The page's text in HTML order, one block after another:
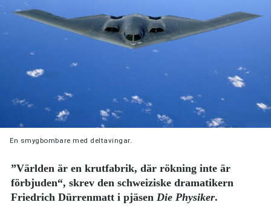
En smygbombare med deltavingar.
”Världen är en krutfabrik, där rökning inte är
förbjuden“, skrev den schweiziske dramatikern
Friedrich Dürrenmatt i pjäsenDie Physiker.